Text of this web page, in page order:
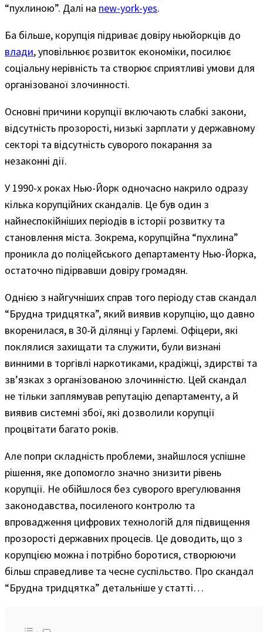
“пухлиною”. Далі на new-york-yes.
Ба більше, корупція підриває довіру ньюйоркців до
влади, уповільнює розвиток економіки, посилює
соціальну нерівність та створює сприятливі умови для
організованої злочинності.
Основні причини корупції включають слабкі закони,
відсутність прозорості, низькі зарплати у державному
секторі та відсутність суворого покарання за
незаконні дії.
У 1990-х роках Нью-Йорк одночасно накрило одразу
кілька корупційних скандалів. Це був один з
найнеспокійніших періодів в історії розвитку та
становлення міста. Зокрема, корупційна “пухлина”
проникла до поліцейського департаменту Нью-Йорка,
остаточно підірвавши довіру громадян.
Однією з найгучніших справ того періоду став скандал
“Брудна тридцятка”, який виявив корупцію, що давно
вкоренилася, в 30-й ділянці у Гарлемі. Офіцери, які
поклялися захищати та служити, були визнані
винними в торгівлі наркотиками, крадіжці, здирстві та
зв’язках з організованою злочинністю. Цей скандал
не тільки заплямував репутацію департаменту, а й
виявив системні збої, які дозволили корупції
процвітати багато років.
Але попри складність проблеми, знайшлося успішне
рішення, яке допомогло значно знизити рівень
корупції. Не обійшлося без суворого врегулювання
законодавства, посиленого контролю та
впровадження цифрових технологій для підвищення
прозорості державних процесів. Це доводить, що з
корупцією можна і потрібно боротися, створюючи
більш справедливе та чесне суспільство. Про скандал
“Брудна тридцятка” детальніше у статті…